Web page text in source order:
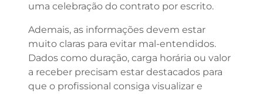
uma celebração do contrato por escrito.
Ademais, as informações devem estar
muito claras para evitar mal-entendidos.
Dados como duração, carga horária ou valor
a receber precisam estar destacados para
que o profissional consiga visualizar e